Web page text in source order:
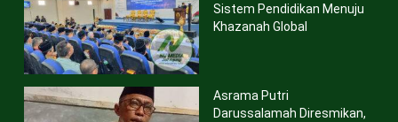
Sistem Pendidikan Menuju
Khazanah Global
Asrama Putri
Darussalamah Diresmikan,